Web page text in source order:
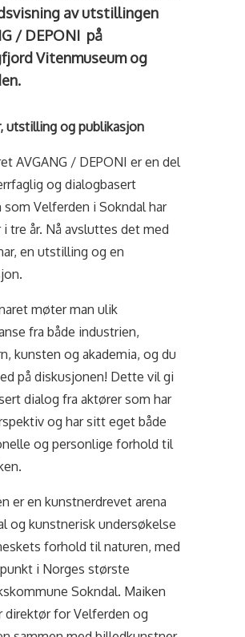
av utstillingen
/ DEPONI på
Vitenmuseum og
utstilling og publikasjon
AVGANG / DEPONI er en del
og dialogbasert
som Velferden i Sokndal har
tre år. Nå avsluttes det med
en utstilling og en
møter man ulik
fra både industrien,
kunsten og akademia, og du
på diskusjonen! Dette vil gi
dialog fra aktører som har
og har sitt eget både
og personlige forhold til
er en kunstnerdrevet arena
og kunstnerisk undersøkelse
forhold til naturen, med
i Norges største
Sokndal. Maiken
direktør for Velferden og